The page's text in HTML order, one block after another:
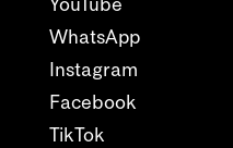
WhatsApp
Instagram
Facebook
TikTok